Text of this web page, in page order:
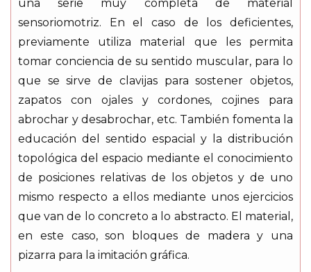
una serie muy completa de material
sensoriomotriz. En el caso de los deficientes,
previamente utiliza material que les permita
tomar conciencia de su sentido muscular, para lo
que se sirve de clavijas para sostener objetos,
zapatos con ojales y cordones, cojines para
abrochar y desabrochar, etc. También fomenta la
educación del sentido espacial y la distribución
topológica del espacio mediante el conocimiento
de posiciones relativas de los objetos y de uno
mismo respecto a ellos mediante unos ejercicios
que van de lo concreto a lo abstracto. El material,
en este caso, son bloques de madera y una
pizarra para la imitación gráfica.